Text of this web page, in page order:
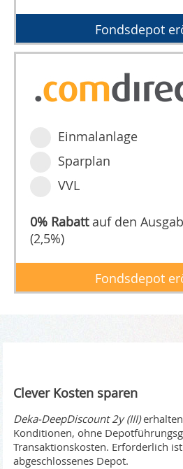
Fondsdepot
Einmalanlage
Sparplan
VVL
0% Rabattauf den
(2,5%)
Fondsdepot
Clever Kosten sparen
Deka-DeepDiscount 2y (III)
Konditionen, ohne
Transaktionskosten. Erforderlich
abgeschlossenes Depot.